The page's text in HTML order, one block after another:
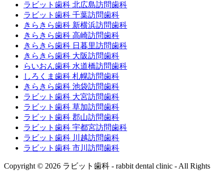
ラビット歯科 北広島訪問歯科
ラビット歯科 千葉訪問歯科
きらきら歯科 新横浜訪問歯科
きらきら歯科 高崎訪問歯科
きらきら歯科 日暮里訪問歯科
きらきら歯科 大阪訪問歯科
らいおん歯科 水道橋訪問歯科
しろくま歯科 札幌訪問歯科
きらきら歯科 池袋訪問歯科
ラビット歯科 大宮訪問歯科
ラビット歯科 草加訪問歯科
ラビット歯科 郡山訪問歯科
ラビット歯科 宇都宮訪問歯科
ラビット歯科 川越訪問歯科
ラビット歯科 市川訪問歯科
Copyright © 2026 ラビット歯科 - rabbit dental clinic - All Rights